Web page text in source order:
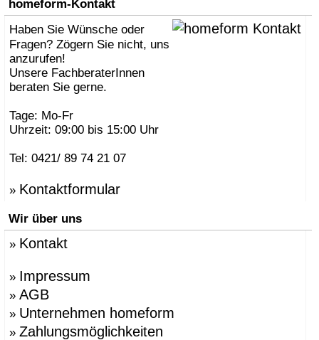
homeform-Kontakt
Haben Sie Wünsche oder
Fragen? Zögern Sie nicht, uns
anzurufen!
Unsere FachberaterInnen
beraten Sie gerne.
Tage: Mo-Fr
Uhrzeit: 09:00 bis 15:00 Uhr
Tel: 0421/ 89 74 21 07
» Kontaktformular
Wir über uns
» Kontakt
» Impressum
» AGB
» Unternehmen homeform
» Zahlungsmöglichkeiten